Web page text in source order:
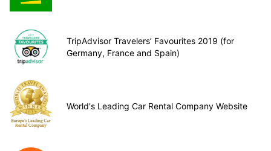
TripAdvisor Travelers’ Favourites 2019 (for
Germany, France and Spain)
World's Leading Car Rental Company Website